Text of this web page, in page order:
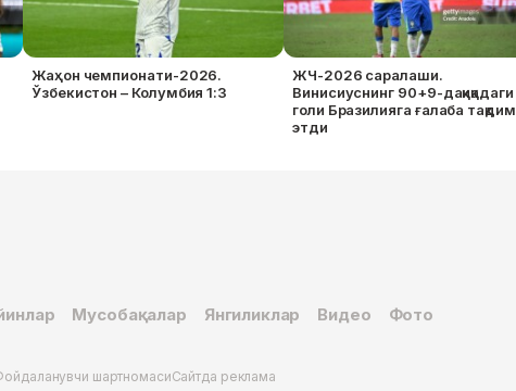
Жаҳон чемпионати-2026.
Ўзбекистон – Колумбия 1:3
ЖЧ-2026 саралаши.
Винисиуснинг 90+9-дақиқадаги
голи Бразилияга ғалаба тақдим
этди
Мусобақалар Янгиликлар Видео Фото
шартномасиСайтда реклама